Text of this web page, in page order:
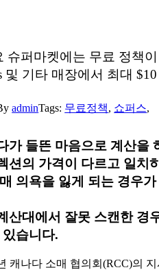
퍼마켓에는 무료 정책이
및 기타 매장에서 최대 $10
adminTags: 무료정책, 쇼퍼스,
가 들뜬 마음으로 계산을
션의 가격이 다르고 일치
의욕을 잃게 되는 경우가
산대에서 잘못 스캔한 경
습니다.
캐나다 소매 협의회(RCC)의 지